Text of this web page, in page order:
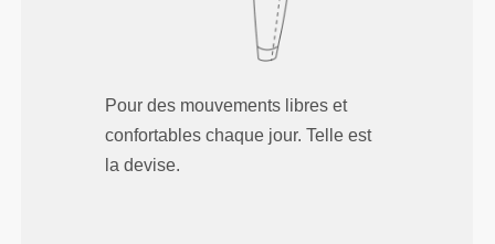
Pour des mouvements libres et
confortables chaque jour. Telle est
la devise.